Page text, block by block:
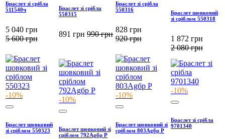
Браслет зі срібла
511540ч
5 040 грн
5 600грн
Браслет зі срібла
550315
891 грн 990грн
Браслет зі срібла
550316
828 грн
920грн
Браслет шовковий
зі сріблом 550318
1 872 грн
2 080грн
-10%
Браслет шовковий
зі сріблом 550323
-10%
Браслет шовковий зі
сріблом 792Agбр Р
-10%
Браслет шовковий зі
сріблом 803Agбр Р
-10%
Браслет зі срібла
9701340